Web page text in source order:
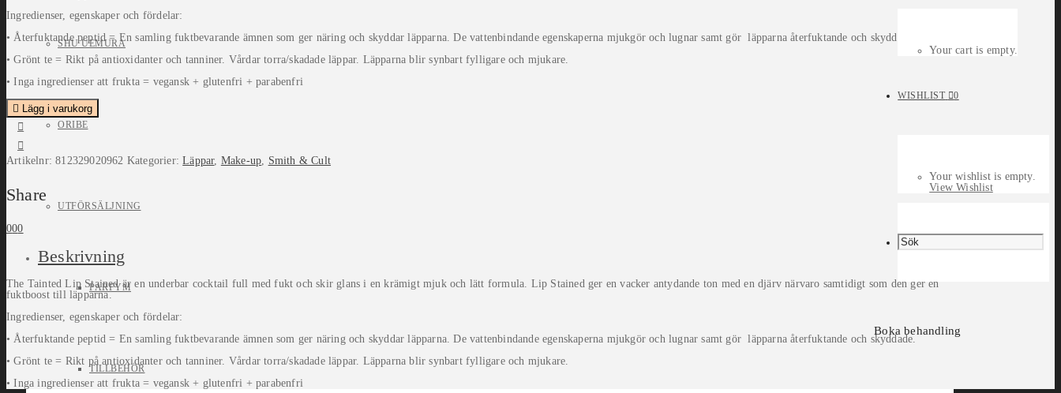
SHU UEMURA
ORIBE
UTFÖRSÄLJNING
PARFYM
TILLBEHÖR
Your cart is empty.
WISHLIST 0
Your wishlist is empty.
View Wishlist
Boka behandling
Ingredienser, egenskaper och fördelar:
• Återfuktande peptid = En samling fuktbevarande ämnen som ger näring och skyddar läpparna. De vattenbindande egenskaperna mjukgör och lugnar samt gör läpparna återfuktande och skyddade.
• Grönt te = Rikt på antioxidanter och tanniner. Vårdar torra/skadade läppar. Läpparna blir synbart fylligare och mjukare.
• Inga ingredienser att frukta = vegansk + glutenfri + parabenfri
Lägg i varukorg
Artikelnr:812329020962 Kategorier:Läppar, Make-up, Smith & Cult
Share
000
Beskrivning
The Tainted Lip Stained är en underbar cocktail full med fukt och skir glans i en krämigt mjuk och lätt formula. Lip Stained ger en vacker antydande ton med en djärv närvaro samtidigt som den ger en
fuktboost till läpparna.
Ingredienser, egenskaper och fördelar:
• Återfuktande peptid = En samling fuktbevarande ämnen som ger näring och skyddar läpparna. De vattenbindande egenskaperna mjukgör och lugnar samt gör läpparna återfuktande och skyddade.
• Grönt te = Rikt på antioxidanter och tanniner. Vårdar torra/skadade läppar. Läpparna blir synbart fylligare och mjukare.
• Inga ingredienser att frukta = vegansk + glutenfri + parabenfri